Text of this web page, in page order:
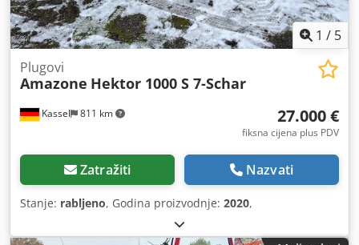
1 / 5
Kassel 811 km
Plugovi
Amazone Hektor 1000 S 7-Schar
27.000 €
fiksna cijena plus PDV
Zatražiti Nazvati
Stanje: rabljeno, Godina proizvodnje: 2020,